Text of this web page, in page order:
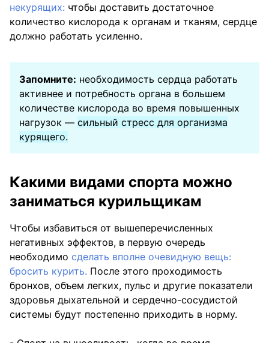
некурящих: чтобы доставить достаточное
количество кислорода к органам и тканям, сердце
должно работать усиленно.
Запомните: необходимость сердца работать
активнее и потребность органа в большем
количестве кислорода во время повышенных
нагрузок — сильный стресс для организма
курящего.
Какими видами спорта можно
заниматься курильщикам
Чтобы избавиться от вышеперечисленных
негативных эффектов, в первую очередь
необходимо сделать вполне очевидную вещь:
бросить курить. После этого проходимость
бронхов, объем легких, пульс и другие показатели
здоровья дыхательной и сердечно-сосудистой
системы будут постепенно приходить в норму.